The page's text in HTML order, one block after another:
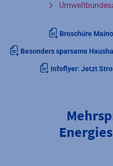
Broschüre
Besonders sparsame
Infoflyer: Jetzt